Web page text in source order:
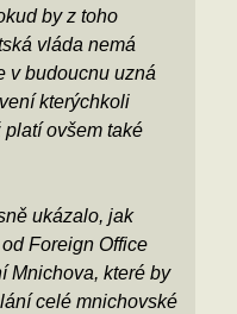
by z toho
vláda nemá
v budoucnu uzná
kterýchkoli
ovšem také
ukázalo, jak
Foreign Office
Mnichova, které by
celé mnichovské